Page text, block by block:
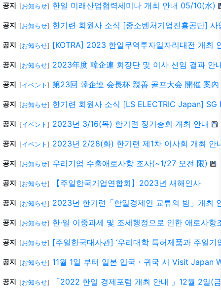
공지 [お知らせ] 한일 미래산업협력세미나 개최 안내 05/10(水)
공지 [お知らせ] 한기련 회원사 소식 [중소벤처기업진흥공단]
공지 [お知らせ] [KOTRA] 2023 한일무역투자일자리대전 개최
공지 [お知らせ] 2023年度 韓企連 회장단 및 이사 선임 결과 안
공지 [イベント ] 第23回 韓企連 会長杯 親善 골프大会 開催 案
공지 [お知らせ] 한기련 회원사 소식 [LS ELECTRIC Japan] SG
공지 [イベント ] 2023년 3/16(목) 한기련 정기총회 개최 안내
공지 [イベント ] 2023년 2/28(화) 한기련 제1차 이사회 개최 안
공지 [お知らせ] 우리기업 수출애로사항 조사(~1/27 오전 限)
공지 [お知らせ] 【주일한국기업연합회】2023년 새해인사
공지 [お知らせ] 2023년 한기련「한일경제인 교류의 밤」개최
공지 [お知らせ] 한·일 이중과세 및 조세행정으로 인한 애로사항
공지 [お知らせ] [주일한국대사관] ‘우리대학 특허제품과 주일기
공지 [お知らせ] 11월 1일 부터 일본 입국・귀국 시 Visit Japan
공지 [お知らせ] 「2022 한일 경제포럼 개최 안내 」12월 2일(